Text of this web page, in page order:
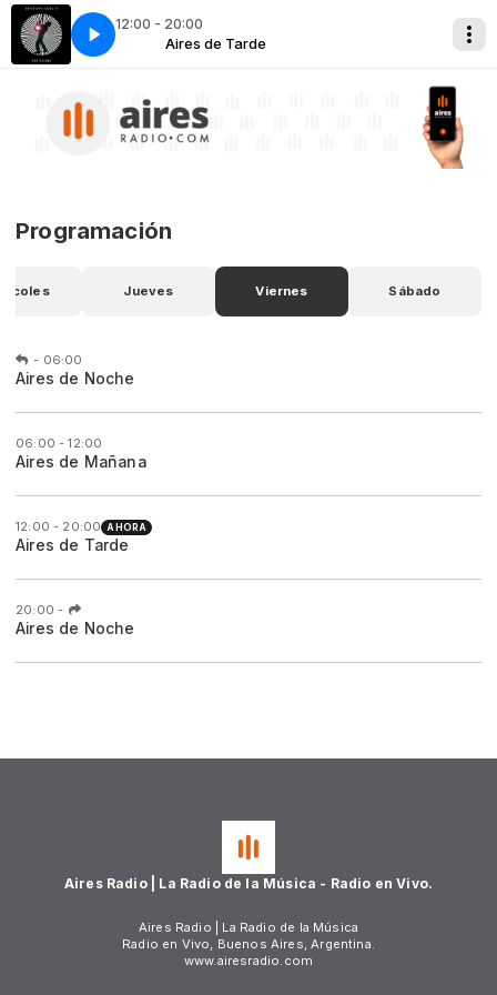
12:00 - 20:00
Tarde Aires de Tarde
- Adios (Diciembre 2006) 0 Gustavo Cerati - Adios (Diciembre
Programación
Jueves Viernes Sábado
- 06:00
Aires de Noche
06:00 - 12:00
Aires de Mañana
12:00 - 20:00 AHORA
Aires de Tarde
20:00 -
Aires de Noche
Aires Radio | La Radio de la Música - Radio en Vivo.
Aires Radio | La Radio de la Música
Radio en Vivo, Buenos Aires, Argentina.
www.airesradio.com